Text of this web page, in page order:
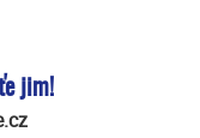
jim!